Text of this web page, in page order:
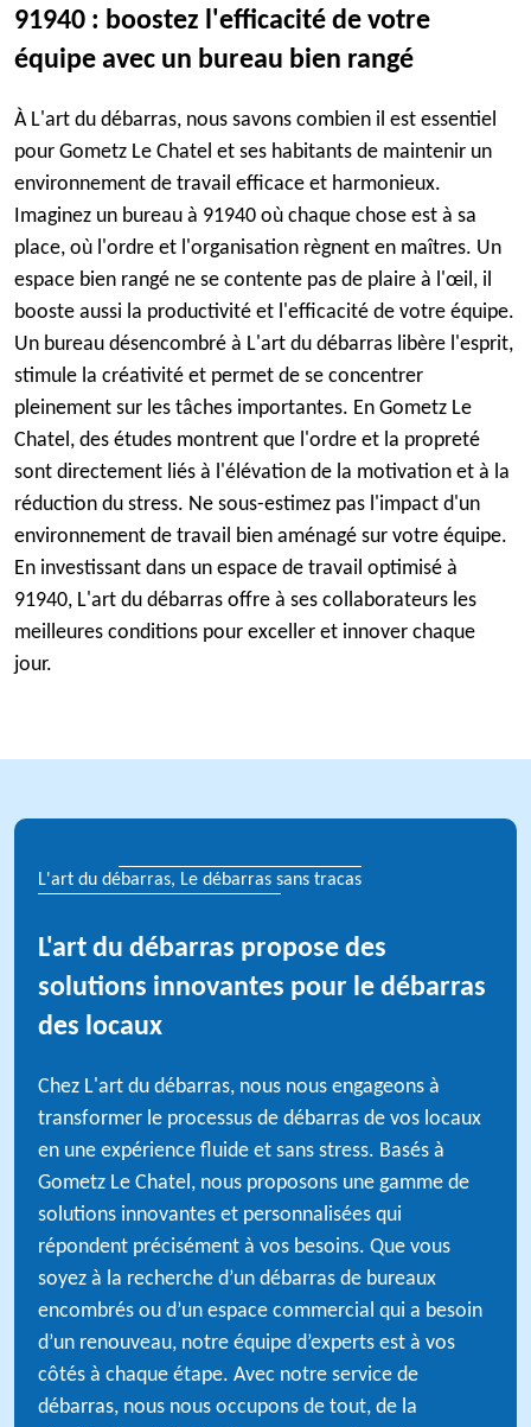
91940 : boostez l'efficacité de votre
équipe avec un bureau bien rangé
À L'art du débarras, nous savons combien il est essentiel
pour Gometz Le Chatel et ses habitants de maintenir un
environnement de travail efficace et harmonieux.
Imaginez un bureau à 91940 où chaque chose est à sa
place, où l'ordre et l'organisation règnent en maîtres. Un
espace bien rangé ne se contente pas de plaire à l'œil, il
booste aussi la productivité et l'efficacité de votre équipe.
Un bureau désencombré à L'art du débarras libère l'esprit,
stimule la créativité et permet de se concentrer
pleinement sur les tâches importantes. En Gometz Le
Chatel, des études montrent que l'ordre et la propreté
sont directement liés à l'élévation de la motivation et à la
réduction du stress. Ne sous-estimez pas l'impact d'un
environnement de travail bien aménagé sur votre équipe.
En investissant dans un espace de travail optimisé à
91940, L'art du débarras offre à ses collaborateurs les
meilleures conditions pour exceller et innover chaque
jour.
L'art du débarras, Le débarras sans tracas
L'art du débarras propose des
solutions innovantes pour le débarras
des locaux
Chez L'art du débarras, nous nous engageons à
transformer le processus de débarras de vos locaux
en une expérience fluide et sans stress. Basés à
Gometz Le Chatel, nous proposons une gamme de
solutions innovantes et personnalisées qui
répondent précisément à vos besoins. Que vous
soyez à la recherche d’un débarras de bureaux
encombrés ou d’un espace commercial qui a besoin
d’un renouveau, notre équipe d’experts est à vos
côtés à chaque étape. Avec notre service de
débarras, nous nous occupons de tout, de la